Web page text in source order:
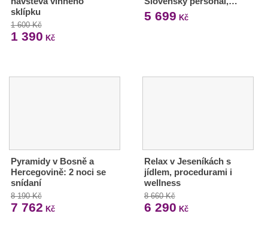
sklípku
1 600 Kč
1 390 Kč
5 699 Kč
Pyramidy v Bosně a
Hercegovině: 2 noci se
snídaní
8 190 Kč
7 762 Kč
Relax v Jeseníkách s
jídlem, procedurami i
wellness
8 660 Kč
6 290 Kč